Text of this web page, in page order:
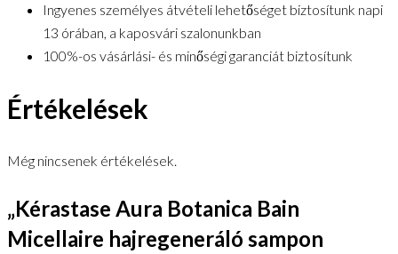
Ingyenes személyes átvételi lehetőséget biztosítunk napi
13 órában, a kaposvári szalonunkban
100%-os vásárlási- és minőségi garanciát biztosítunk
Értékelések
Még nincsenek értékelések.
„Kérastase Aura Botanica Bain
Micellaire hajregeneráló sampon